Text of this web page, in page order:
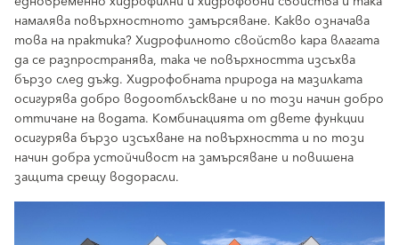
намалява повърхностното замърсяване. Какво означава
това на практика? Хидрофилното свойство кара влагата
да се разпространява, така че повърхността изсъхва
бързо след дъжд. Хидрофобната природа на мазилката
осигурява добро водоотблъскване и по този начин добро
оттичане на водата. Комбинацията от двете функции
осигурява бързо изсъхване на повърхността и по този
начин добра устойчивост на замърсяване и повишена
защита срещу водорасли.